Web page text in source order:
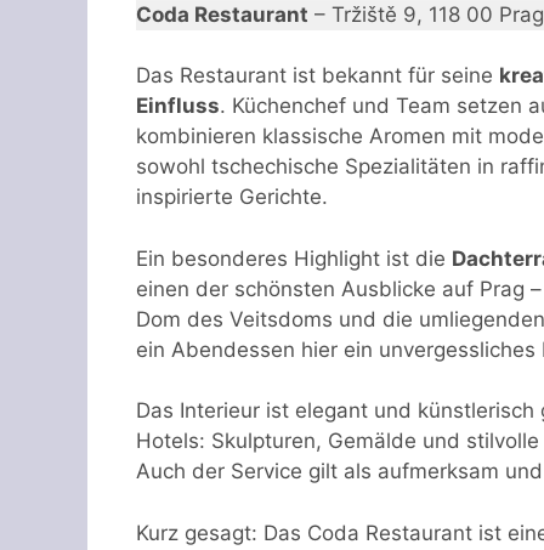
Coda Restaurant – Tržiště 9, 118 00 Prag
Das Restaurant ist bekannt für seine
Einfluss. Küchenchef und Team setzen
kombinieren klassische Aromen mit
sowohl tschechische Spezialitäten in
inspirierte Gerichte.
Ein besonderes Highlight ist die
einen der schönsten Ausblicke auf Prag
Dom des Veitsdoms und die
ein Abendessen hier ein unvergessliches
Das Interieur ist elegant und
Hotels: Skulpturen, Gemälde und
Auch der Service gilt als aufmerksam
Kurz gesagt: Das Coda Restaurant ist